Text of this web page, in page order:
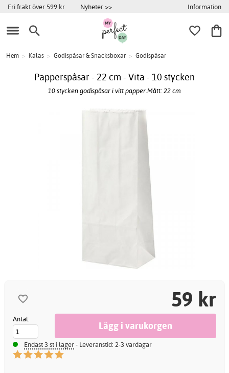
Fri frakt över 599 kr Nyheter >> Information
Hem > Kalas > Godispåsar & Snacksboxar > Godispåsar
Papperspåsar - 22 cm - Vita - 10 stycken
10 stycken godispåsar i vitt papper.Mått: 22 cm
59 kr
Antal:
Endast 3 st i lager- Leveranstid: 2-3 vardagar